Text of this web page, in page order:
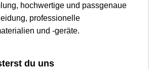
hochwertige und passgenaue
professionelle
und -geräte.
du uns